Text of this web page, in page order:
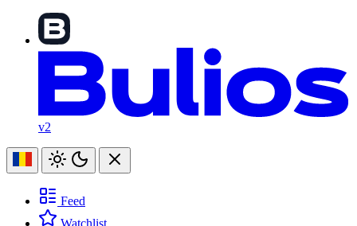
v2
Feed